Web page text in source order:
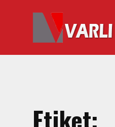
ANASAYFA
HAKKIMIZDA
Tabancası
Etiket: